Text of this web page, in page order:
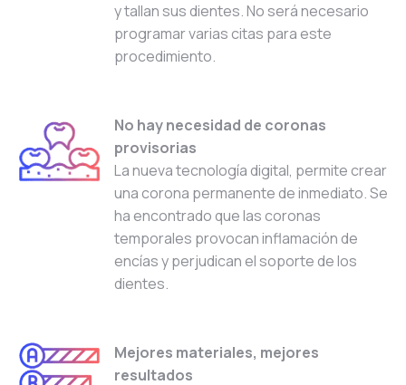
y tallan sus dientes. No será necesario
programar varias citas para este
procedimiento.
No hay necesidad de coronas
provisorias
La nueva tecnología digital, permite crear
una corona permanente de inmediato. Se
ha encontrado que las coronas
temporales provocan inflamación de
encías y perjudican el soporte de los
dientes.
Mejores materiales, mejores
resultados